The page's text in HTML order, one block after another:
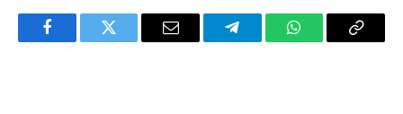
FacebookTwitter Email TelegramWhatsAppCopy